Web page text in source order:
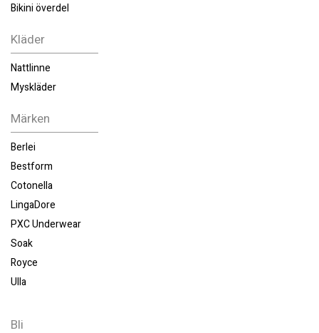
Bikini överdel
Kläder
Nattlinne
Myskläder
Märken
Berlei
Bestform
Cotonella
LingaDore
PXC Underwear
Soak
Royce
Ulla
Bli